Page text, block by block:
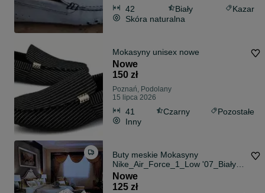
42 Biały
Kazar
Skóra naturalna
Mokasyny unisex nowe
Nowe
150 zł
Poznań, Podolany
15 lipca 2026
41 Czarny
Pozostałe
Inny
Buty meskie Mokasyny
Nike_Air_Force_1_Low '07_Biały
R.40
Nowe
125 zł